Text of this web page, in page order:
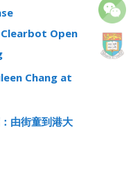
Open
Chang at
由街童到港大